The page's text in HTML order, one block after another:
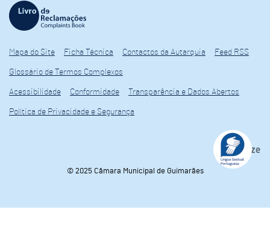
Mapa do Site Ficha Técnica Contactos da Autarquia Feed RSS
Glossário de Termos Complexos
Acessibilidade Conformidade Transparência e Dados Abertos
Política de Privacidade e Segurança
© 2025 Câmara Municipal de Guimarães